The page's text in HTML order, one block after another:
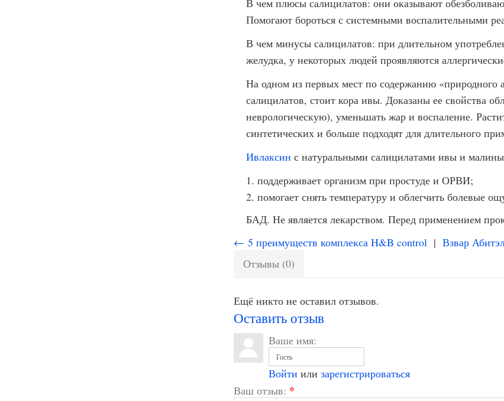
В чем плюсы салицилатов: они оказывают
Помогают бороться с системными воспалительными
В чем минусы салицилатов: при длительном
желудка, у некоторых людей проявляются
На одном из первых мест по содержанию «природного
салицилатов, стоит кора ивы. Доказаны ее свойства
неврологическую), уменьшать жар и воспаление.
синтетических и больше подходят для длительного
Ивлаксин с натуральными салицилатами ивы и
поддерживает организм при простуде и ОРВИ;
помогает снять температуру и облегчить болевые
БАД. Не является лекарством. Перед применением
← 5 преимуществ комплекса H&B control| Взвар
Отзывы (0)
Ещё никто не оставил отзывов.
Оставить отзыв
Ваше имя:
Войти или зарегистрироваться
Ваш отзыв: *